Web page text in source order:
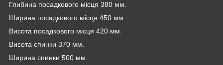
Глибина посадкового місця 380 мм.
Ширина посадкового місця 450 мм.
Висота посадкового місця 420 мм.
Висота спинки 370 мм.
Ширина спинки 500 мм.